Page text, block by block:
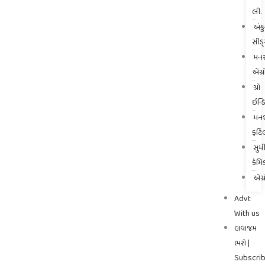
લી.
ગ્રો
Advt
With us
લવાજમ
ભરો |